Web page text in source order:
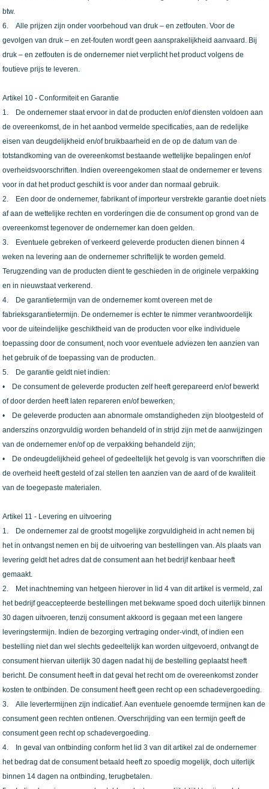
btw.
6. Alle prijzen zijn onder voorbehoud van druk – en zetfouten. Voor de
gevolgen van druk – en zet-fouten wordt geen aansprakelijkheid aanvaard. Bij
druk – en zetfouten is de ondernemer niet verplicht het product volgens de
foutieve prijs te leveren.
Artikel 10 - Conformiteit en Garantie
1. De ondernemer staat ervoor in dat de producten en/of diensten voldoen aan
de overeenkomst, de in het aanbod vermelde specificaties, aan de redelijke
eisen van deugdelijkheid en/of bruikbaarheid en de op de datum van de
totstandkoming van de overeenkomst bestaande wettelijke bepalingen en/of
overheidsvoorschriften. Indien overeengekomen staat de ondernemer er tevens
voor in dat het product geschikt is voor ander dan normaal gebruik.
2. Een door de ondernemer, fabrikant of importeur verstrekte garantie doet niets
af aan de wettelijke rechten en vorderingen die de consument op grond van de
overeenkomst tegenover de ondernemer kan doen gelden.
3. Eventuele gebreken of verkeerd geleverde producten dienen binnen 4
weken na levering aan de ondernemer schriftelijk te worden gemeld.
Terugzending van de producten dient te geschieden in de originele verpakking
en in nieuwstaat verkerend.
4. De garantietermijn van de ondernemer komt overeen met de
fabrieksgarantietermijn. De ondernemer is echter te nimmer verantwoordelijk
voor de uiteindelijke geschiktheid van de producten voor elke individuele
toepassing door de consument, noch voor eventuele adviezen ten aanzien van
het gebruik of de toepassing van de producten.
5. De garantie geldt niet indien:
• De consument de geleverde producten zelf heeft gerepareerd en/of bewerkt
of door derden heeft laten repareren en/of bewerken;
• De geleverde producten aan abnormale omstandigheden zijn blootgesteld of
anderszins onzorgvuldig worden behandeld of in strijd zijn met de aanwijzingen
van de ondernemer en/of op de verpakking behandeld zijn;
• De ondeugdelijkheid geheel of gedeeltelijk het gevolg is van voorschriften die
de overheid heeft gesteld of zal stellen ten aanzien van de aard of de kwaliteit
van de toegepaste materialen.
Artikel 11 - Levering en uitvoering
1. De ondernemer zal de grootst mogelijke zorgvuldigheid in acht nemen bij
het in ontvangst nemen en bij de uitvoering van bestellingen van. Als plaats van
levering geldt het adres dat de consument aan het bedrijf kenbaar heeft
gemaakt.
2. Met inachtneming van hetgeen hierover in lid 4 van dit artikel is vermeld, zal
het bedrijf geaccepteerde bestellingen met bekwame spoed doch uiterlijk binnen
30 dagen uitvoeren, tenzij consument akkoord is gegaan met een langere
leveringstermijn. Indien de bezorging vertraging onder-vindt, of indien een
bestelling niet dan wel slechts gedeeltelijk kan worden uitgevoerd, ontvangt de
consument hiervan uiterlijk 30 dagen nadat hij de bestelling geplaatst heeft
bericht. De consument heeft in dat geval het recht om de overeenkomst zonder
kosten te ontbinden. De consument heeft geen recht op een schadevergoeding.
3. Alle levertermijnen zijn indicatief. Aan eventuele genoemde termijnen kan de
consument geen rechten ontlenen. Overschrijding van een termijn geeft de
consument geen recht op schadevergoeding.
4. In geval van ontbinding conform het lid 3 van dit artikel zal de ondernemer
het bedrag dat de consument betaald heeft zo spoedig mogelijk, doch uiterlijk
binnen 14 dagen na ontbinding, terugbetalen.